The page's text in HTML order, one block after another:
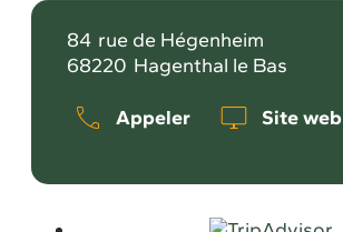
84 rue de Hégenheim
68220 Hagenthal le Bas
Appeler Site web